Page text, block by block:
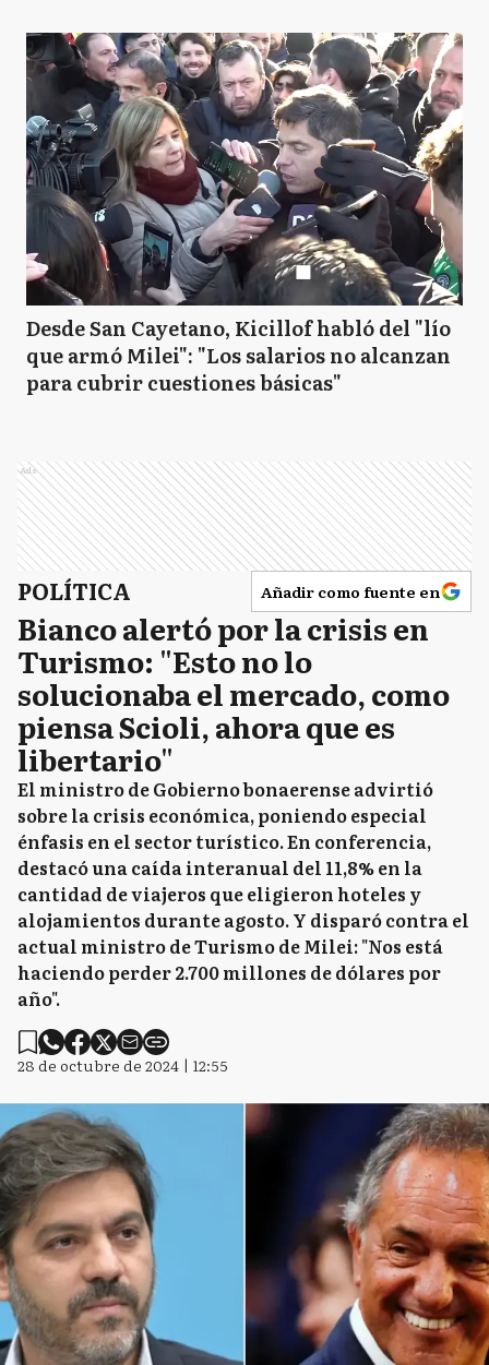
Desde San Cayetano, Kicillof habló del "lío
que armó Milei": "Los salarios no alcanzan
para cubrir cuestiones básicas"
Ads
POLÍTICA Añadir como fuente en
Bianco alertó por la crisis en
Turismo: "Esto no lo
solucionaba el mercado, como
piensa Scioli, ahora que es
libertario"
El ministro de Gobierno bonaerense advirtió
sobre la crisis económica, poniendo especial
énfasis en el sector turístico. En conferencia,
destacó una caída interanual del 11,8% en la
cantidad de viajeros que eligieron hoteles y
alojamientos durante agosto. Y disparó contra el
actual ministro de Turismo de Milei: "Nos está
haciendo perder 2.700 millones de dólares por
año".
28 de octubre de 2024 | 12:55